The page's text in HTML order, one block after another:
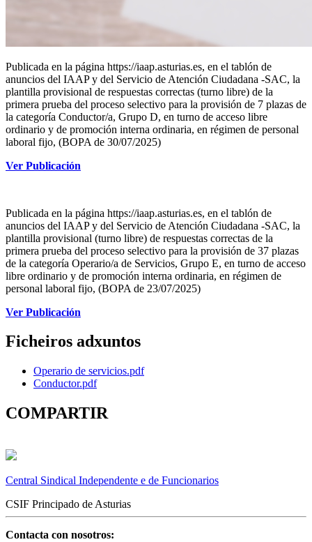
Publicada en la página https://iaap.asturias.es, en el tablón de
anuncios del IAAP y del Servicio de Atención Ciudadana -SAC, la
plantilla provisional de respuestas correctas (turno libre) de la
primera prueba del proceso selectivo para la provisión de 7 plazas de
la categoría Conductor/a, Grupo D, en turno de acceso libre
ordinario y de promoción interna ordinaria, en régimen de personal
laboral fijo, (BOPA de 30/07/2025)
Ver Publicación
Publicada en la página https://iaap.asturias.es, en el tablón de
anuncios del IAAP y del Servicio de Atención Ciudadana -SAC, la
plantilla provisional (turno libre) de respuestas correctas de la
primera prueba del proceso selectivo para la provisión de 37 plazas
de la categoría Operario/a de Servicios, Grupo E, en turno de acceso
libre ordinario y de promoción interna ordinaria, en régimen de
personal laboral fijo, (BOPA de 23/07/2025)
Ver Publicación
Ficheiros adxuntos
Operario de servicios.pdf
Conductor.pdf
COMPARTIR
Central Sindical Independente e de Funcionarios
CSIF Principado de Asturias
Contacta con nosotros: